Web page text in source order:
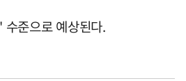
준으로 예상된다.